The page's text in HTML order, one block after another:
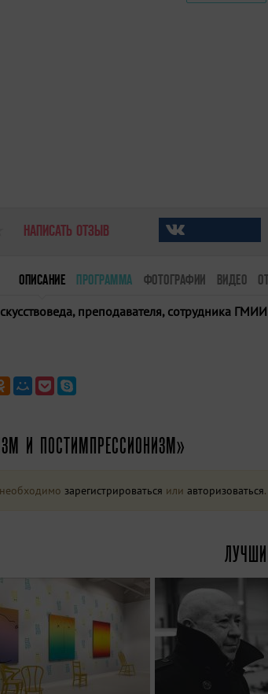
НАПИСАТЬ ОТЗЫВ
ОПИСАНИЕ ПРОГРАММА ФОТОГРАФИИ ВИДЕО
преподавателя, сотрудника
И ПОСТИМПРЕССИОНИЗМ»
зарегистрироваться или авторизоваться.